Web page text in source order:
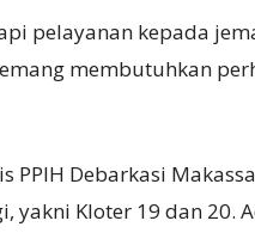
pelayanan kepada
membutuhkan
PPIH Debarkasi
yakni Kloter 19 dan 20.